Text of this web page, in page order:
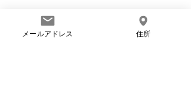
メールアドレス 住所